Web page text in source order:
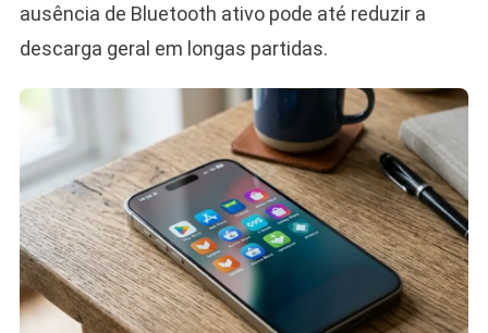
ausência de Bluetooth ativo pode até reduzir a
descarga geral em longas partidas.